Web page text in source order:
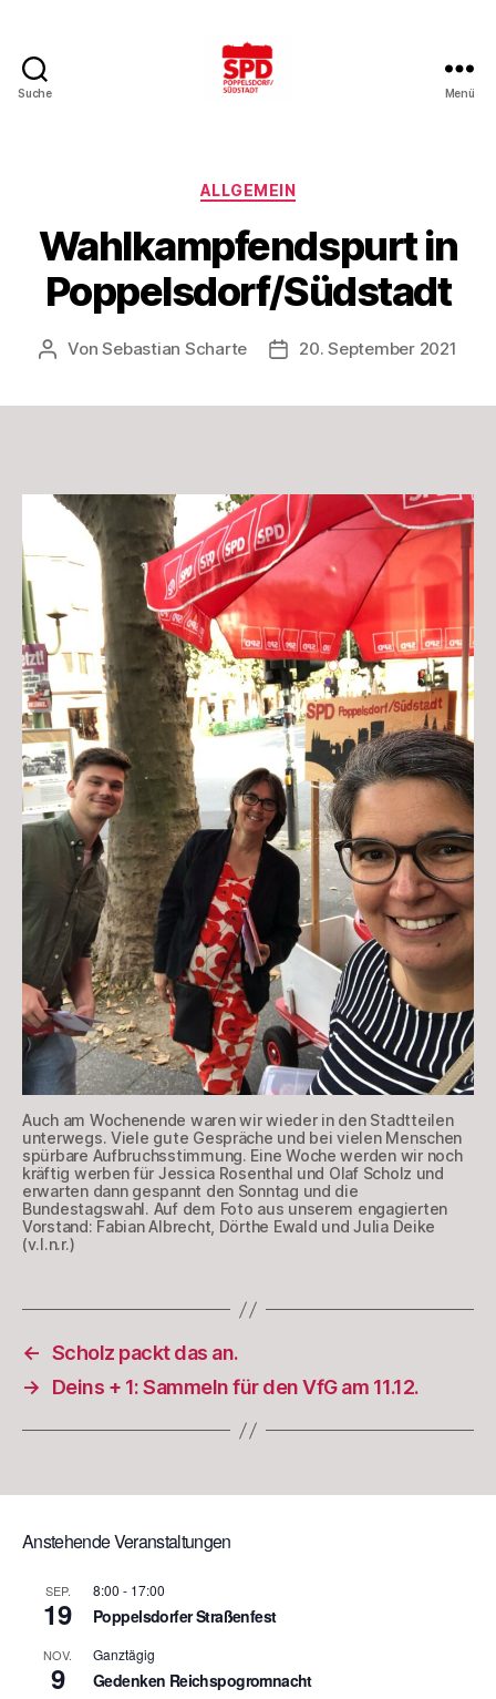
Suche Menü
Kategorien
ALLGEMEIN
Wahlkampfendspurt in
Poppelsdorf/Südstadt
Beitragsautor
VonSebastian Scharte Beitragsdatum
20. September 2021
Auch am Wochenende waren wir wieder in den Stadtteilen
unterwegs. Viele gute Gespräche und bei vielen Menschen
spürbare Aufbruchsstimmung. Eine Woche werden wir noch
kräftig werben für Jessica Rosenthal und Olaf Scholz und
erwarten dann gespannt den Sonntag und die
Bundestagswahl. Auf dem Foto aus unserem engagierten
Vorstand: Fabian Albrecht, Dörthe Ewald und Julia Deike
(v.l.n.r.)
← Scholz packt das an.
→
Deins + 1: Sammeln für den VfG am 11.12.
Anstehende Veranstaltungen
SEP.
19
8:00 - 17:00
Poppelsdorfer Straßenfest
NOV.
9
Ganztägig
Gedenken Reichspogromnacht